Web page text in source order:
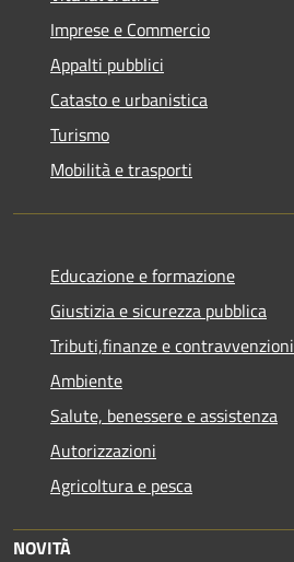
Imprese e Commercio
Appalti pubblici
Catasto e urbanistica
Turismo
Mobilità e trasporti
Educazione e formazione
Giustizia e sicurezza pubblica
Tributi,finanze e contravvenzioni
Ambiente
Salute, benessere e assistenza
Autorizzazioni
Agricoltura e pesca
NOVITÀ